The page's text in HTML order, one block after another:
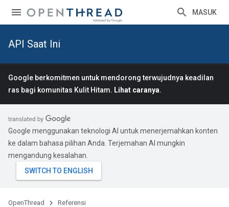
MASUK
API Saat Ini
Google berkomitmen untuk mendorong terwujudnya keadilan
ras bagi komunitas Kulit Hitam. Lihat caranya.
Google menggunakan teknologi AI untuk menerjemahkan konten
ke dalam bahasa pilihan Anda. Terjemahan AI mungkin
mengandung kesalahan.
OpenThread Referensi